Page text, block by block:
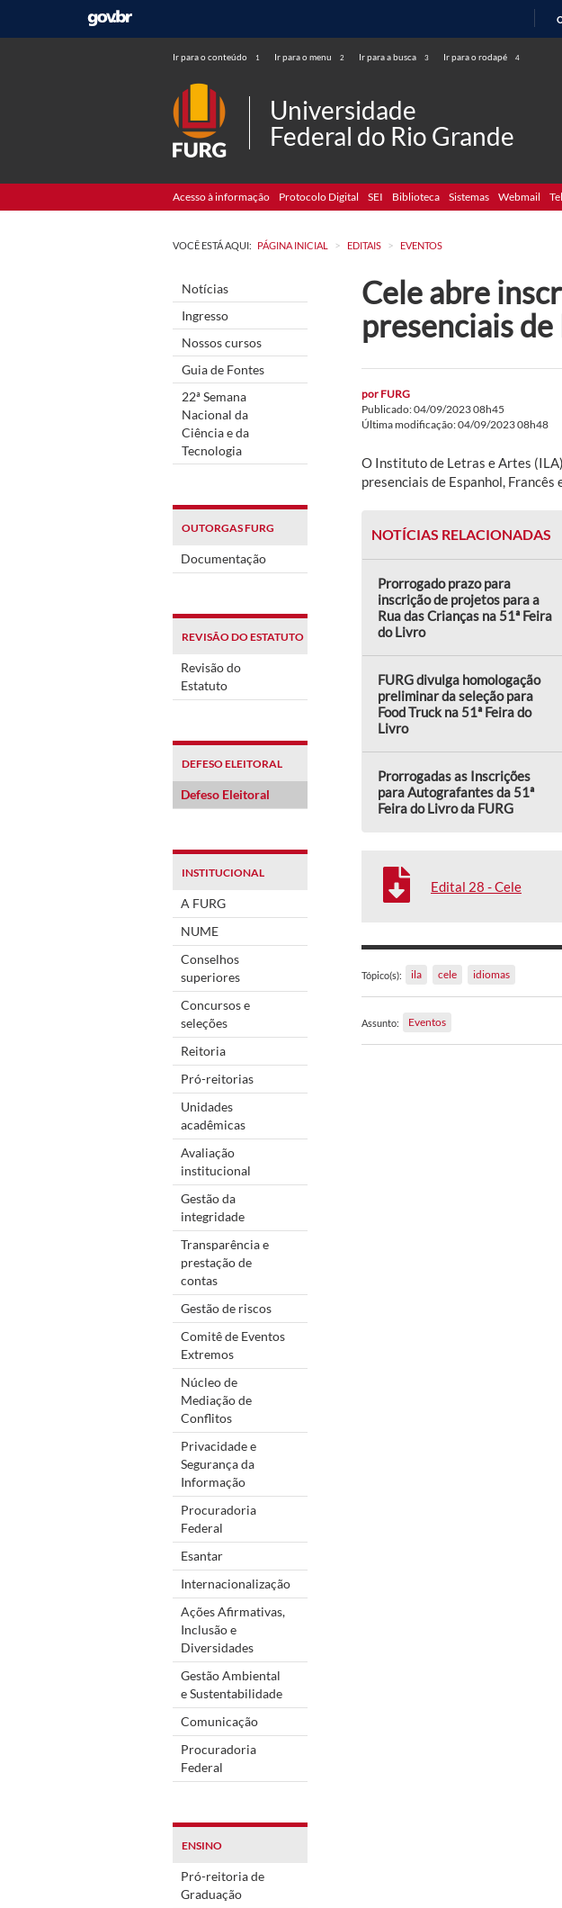
Ir para o conteúdo 1 Ir para o menu 2 Ir para a busca 3 Ir para o rodapé 4
Universidade
Federal do Rio Grande
Acesso à informação Protocolo Digital SEI Biblioteca Sistemas Webmail
VOCÊ ESTÁ AQUI: PÁGINA INICIAL > EDITAIS > EVENTOS
Notícias
Ingresso
Nossos cursos
Guia de Fontes
22ª Semana
Nacional da
Ciência e da
Tecnologia
OUTORGAS FURG
Documentação
REVISÃO DO ESTATUTO
Revisão do
Estatuto
DEFESO ELEITORAL
Defeso Eleitoral
INSTITUCIONAL
A FURG
NUME
Conselhos
superiores
Concursos e
seleções
Reitoria
Pró-reitorias
Unidades
acadêmicas
Avaliação
institucional
Gestão da
integridade
Transparência e
prestação de
contas
Gestão de riscos
Comitê de Eventos
Extremos
Núcleo de
Mediação de
Conflitos
Privacidade e
Segurança da
Informação
Procuradoria
Federal
Esantar
Internacionalização
Ações Afirmativas,
Inclusão e
Diversidades
Gestão Ambiental
e Sustentabilidade
Comunicação
Procuradoria
Federal
ENSINO
Pró-reitoria de
Graduação
Cele abre
presenciais de
por FURG
Publicado: 04/09/2023 08h45
Última modificação: 04/09/2023 08h48
O Instituto de Letras e Artes
presenciais de Espanhol,
NOTÍCIAS RELACIONADAS
Prorrogado prazo para
inscrição de projetos para a
Rua das Crianças na 51ª Feira
do Livro
FURG divulga homologação
preliminar da seleção para
Food Truck na 51ª Feira do
Livro
Prorrogadas as Inscrições
para Autografantes da 51ª
Feira do Livro da FURG
Edital 28 - Cele
Tópico(s): ila cele idiomas
Assunto: Eventos